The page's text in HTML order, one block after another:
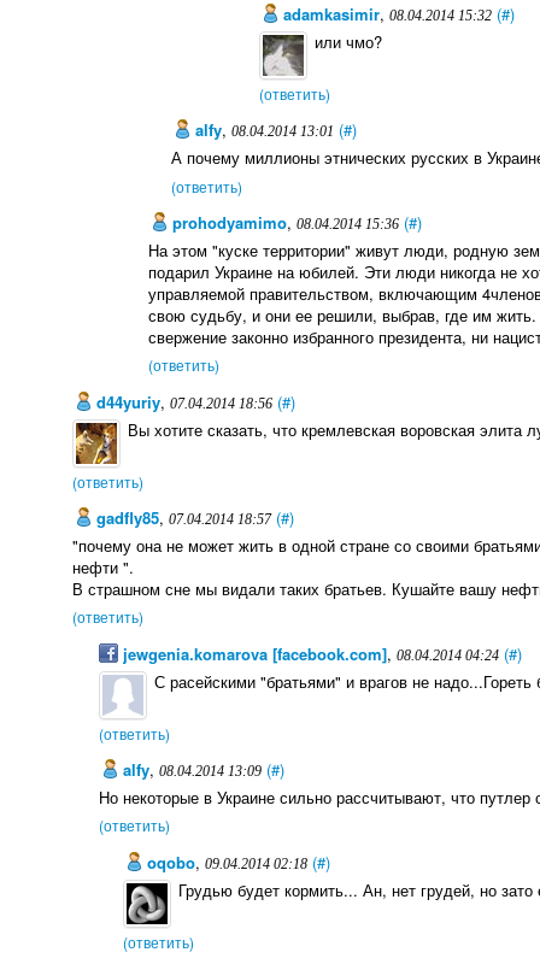
adamkasimir,08.04.2014 15:32 (#)
или чмо?
(ответить)
alfy,08.04.2014 13:01 (#)
А почему миллионы этнических русских в
(ответить)
prohodyamimo, 08.04.2014 15:36 (#)
На этом "куске территории" живут люди, родную
подарил Украине на юбилей. Эти люди никогда не
управляемой правительством, включающим
свою судьбу, и они ее решили, выбрав, где им
свержение законно избранного президента, ни
(ответить)
d44yuriy,07.04.2014 18:56 (#)
Вы хотите сказать, что кремлевская воровская элита
(ответить)
gadfly85,07.04.2014 18:57 (#)
"почему она не может жить в одной стране со своими
нефти ".
В страшном сне мы видали таких братьев. Кушайте вашу
(ответить)
jewgenia.komarova [facebook.com], 08.04.2014 04:24 (#)
С расейскими "братьями" и врагов не
(ответить)
alfy, 08.04.2014 13:09 (#)
Но некоторые в Украине сильно рассчитывают, что
(ответить)
oqobo,09.04.2014 02:18 (#)
Грудью будет кормить... Ан, нет грудей, но
(ответить)